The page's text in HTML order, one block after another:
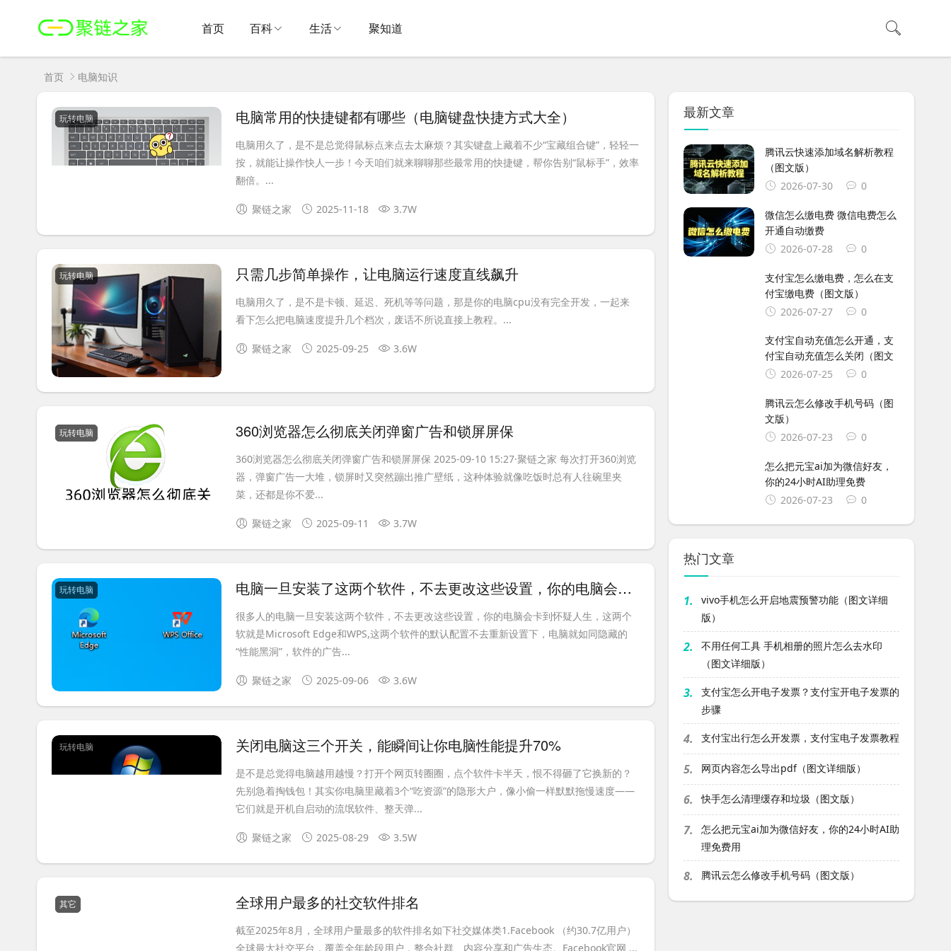
首页 百科 生活 聚知道
首页 电脑知识
玩转电脑 电脑常用的快捷键都有哪些（电脑键盘快捷方式大全）
电脑用久了，是不是总觉得鼠标点来点去太麻烦？其实键盘上藏着不少“宝藏组合键”，轻轻一
按，就能让操作快人一步！今天咱们就来聊聊那些最常用的快捷键，帮你告别“鼠标手”，效率
翻倍。...
聚链之家 2025-11-18 3.7W
玩转电脑 只需几步简单操作，让电脑运行速度直线飙升
电脑用久了，是不是卡顿、延迟、死机等等问题，那是你的电脑cpu没有完全开发，一起来
看下怎么把电脑速度提升几个档次，废话不所说直接上教程。...
聚链之家 2025-09-25 3.6W
玩转电脑 360浏览器怎么彻底关闭弹窗广告和锁屏屏保
360浏览器怎么彻底关闭弹窗广告和锁屏屏保 2025-09-10 15:27·聚链之家 每次打开360浏览
器，弹窗广告一大堆，锁屏时又突然蹦出推广壁纸，这种体验就像吃饭时总有人往碗里夹
菜，还都是你不爱...
聚链之家 2025-09-11 3.7W
玩转电脑 电脑一旦安装了这两个软件，不去更改这些设置，你的电脑会卡到爆
很多人的电脑一旦安装这两个软件，不去更改这些设置，你的电脑会卡到怀疑人生，这两个
软就是Microsoft Edge和WPS,这两个软件的默认配置不去重新设置下，电脑就如同隐藏的
“性能黑洞”，软件的广告...
聚链之家 2025-09-06 3.6W
玩转电脑 关闭电脑这三个开关，能瞬间让你电脑性能提升70%
是不是总觉得电脑越用越慢？打开个网页转圈圈，点个软件卡半天，恨不得砸了它换新的？
先别急着掏钱包！其实你电脑里藏着3个“吃资源”的隐形大户，像小偷一样默默拖慢速度——
它们就是开机自启动的流氓软件、整天弹...
聚链之家 2025-08-29 3.5W
其它 全球用户最多的社交软件排名
截至2025年8月，全球用户量最多的软件排名如下社交媒体类1.Facebook ‌（约30.7亿用户）
全球最大社交平台，覆盖全年龄段用户，整合社群、内容分享和广告生态。Facebook官网 ...
最新文章
腾讯云快速添加域名解析教程
（图文版）
2026-07-30
0
微信怎么缴电费 微信电费怎么
开通自动缴费
2026-07-28
0
支付宝怎么缴电费，怎么在支
付宝缴电费（图文版）
2026-07-27
0
支付宝自动充值怎么开通，支
付宝自动充值怎么关闭（图文
2026-07-25
0
腾讯云怎么修改手机号码（图
文版）
2026-07-23
0
怎么把元宝ai加为微信好友，
你的24小时AI助理免费
2026-07-23
0
热门文章
1.
vivo手机怎么开启地震预警功能（图文详细
版）
2.
不用任何工具 手机相册的照片怎么去水印
（图文详细版）
3.
支付宝怎么开电子发票？支付宝开电子发票的
步骤
4. 支付宝出行怎么开发票，支付宝电子发票教程
5. 网页内容怎么导出pdf（图文详细版）
6. 快手怎么清理缓存和垃圾（图文版）
7.
怎么把元宝ai加为微信好友，你的24小时AI助
理免费用
8. 腾讯云怎么修改手机号码（图文版）